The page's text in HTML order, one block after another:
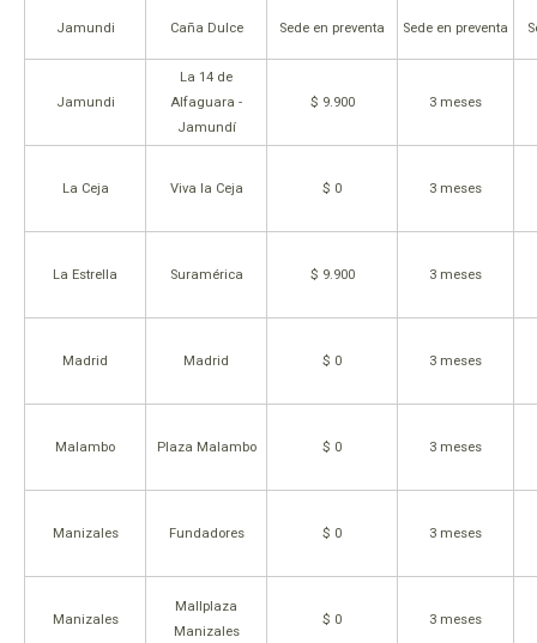
Jamundi Caña Dulce Sede en preventa Sede en preventa
Jamundi
La 14 de
Alfaguara -
Jamundí
$ 9.900 3 meses
La Ceja Viva la Ceja $ 0 3 meses
La Estrella Suramérica $ 9.900 3 meses
Madrid Madrid $ 0 3 meses
Malambo Plaza Malambo $ 0 3 meses
Manizales Fundadores $ 0 3 meses
Manizales
Mallplaza
Manizales
$ 0 3 meses